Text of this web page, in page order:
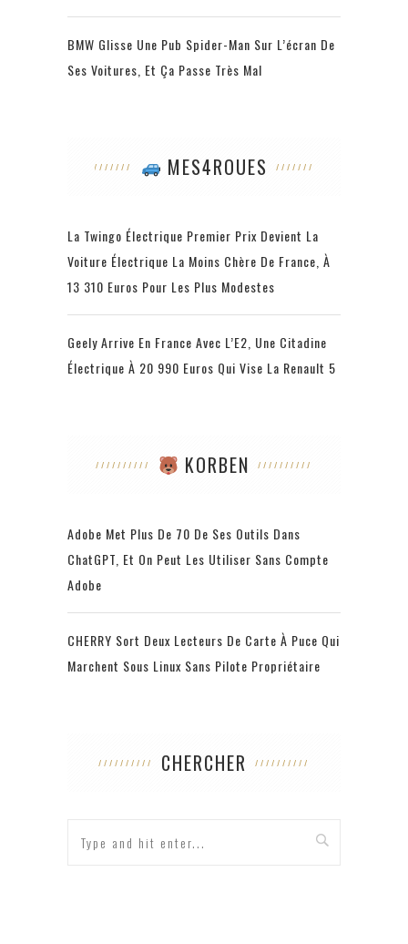
BMW Glisse Une Pub Spider-Man Sur L’écran De
Ses Voitures, Et Ça Passe Très Mal
MES4ROUES
La Twingo Électrique Premier Prix Devient La
Voiture Électrique La Moins Chère De France, À
13 310 Euros Pour Les Plus Modestes
Geely Arrive En France Avec L’E2, Une Citadine
Électrique À 20 990 Euros Qui Vise La Renault 5
KORBEN
Adobe Met Plus De 70 De Ses Outils Dans
ChatGPT, Et On Peut Les Utiliser Sans Compte
Adobe
CHERRY Sort Deux Lecteurs De Carte À Puce Qui
Marchent Sous Linux Sans Pilote Propriétaire
CHERCHER